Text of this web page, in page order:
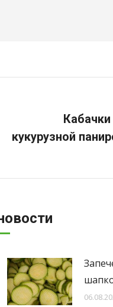
Следующая
кукурузной